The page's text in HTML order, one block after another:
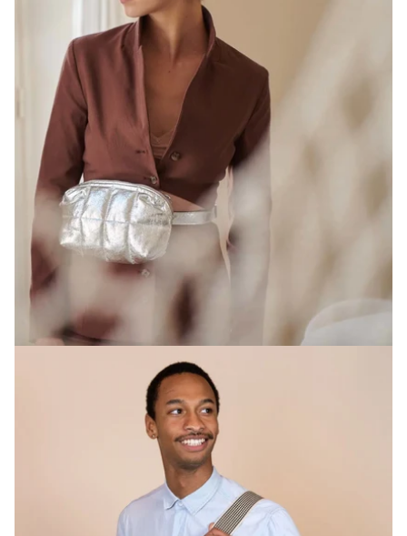
Gratis verzending bij
jouw eerste order.
Schrijf je in voor onze nieuwsbrief en ontvang jouw
Ik schrijf me in
Nee, dank je.